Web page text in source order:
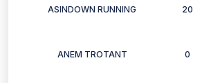
ASINDOWN RUNNING 20
ANEM TROTANT 0